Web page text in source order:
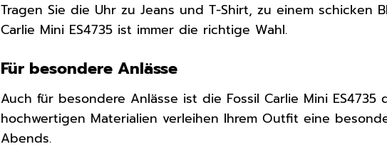
Tragen Sie die Uhr zu Jeans und T-Shirt, zu einem schicken
Carlie Mini ES4735 ist immer die richtige Wahl.
Für besondere Anlässe
Auch für besondere Anlässe ist die Fossil Carlie Mini
hochwertigen Materialien verleihen Ihrem Outfit eine
Abends.